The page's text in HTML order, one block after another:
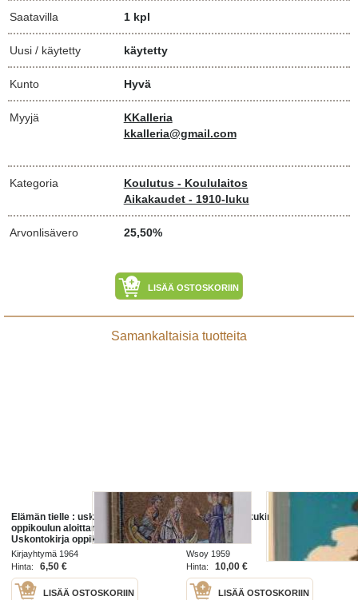
Saatavilla 1 kpl
Uusi / käytetty käytetty
Kunto Hyvä
Myyjä
KKalleria
kkalleria@gmail.com
Kategoria
Koulutus - Koululaitos
Aikakaudet - 1910-luku
Arvonlisävero 25,50%
LISÄÄ OSTOSKORIIN
Samankaltaisia tuotteita
Elämän tielle : uskontokirja
oppikoulun aloittaneille -
Uskontokirja oppikoulun
aloittaneille
Kirjayhtymä 1964
Hinta:
6,50 €
LISÄÄ OSTOSKORIIN
Oppikoulun lukukirja II osa
Wsoy 1959
Hinta:
10,00 €
LISÄÄ OSTOSKORIIN